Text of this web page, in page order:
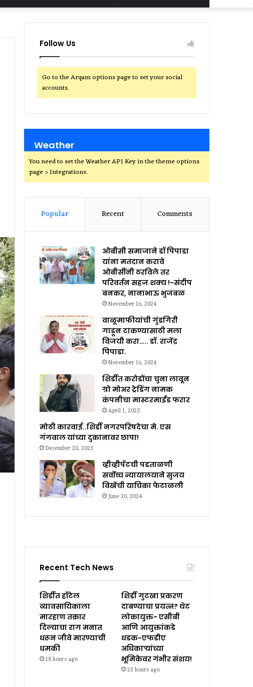
for
Follow Us
Go to the Arqam options page to set your social
accounts.
Weather
You need to set the Weather API Key in the theme options
page > Integrations.
Popular Recent Comments
ओबीसी समाजाने डॉ पिपाडा
यांना मतदान करावे
ओबीसींनी ठरविले तर
परिवर्तन सहज शक्य !-संदीप
बनकर, नानाभाऊ भुजबळ
November 16, 2024
वाळूमाफीयांची गुंडगिरी
गाडून टाकण्यासाठी मला
विजयी करा….. डॉ. राजेंद्र
पिपाडा.
November 16, 2024
शिर्डीत करोडोंचा चुना लावून
ग्रो मोअर ट्रेडिंग नामक
कंपनीचा मास्टरमाईंड फरार
April 1, 2025
मोठी कारवाई..शिर्डी नगरपरिषदेचा मे. एस
गंगवाल यांच्या दुकानावर छापा!
December 20, 2023
व्हीव्हीपॅटची पडताळणी
सर्वोच्च न्यायालयाने सुजय
विखेंची याचिका फेटाळली
June 20, 2024
Recent Tech News
शिर्डीत हॉटेल
व्यावसायिकाला
मारहाण तक्रार
दिल्याचा राग मनात
धरून जीवे मारण्याची
धमकी
18 hours ago
शिर्डी गुटखा प्रकरण
दाबण्याचा प्रयत्न? थेट
लोकायुक्त- एसीबी
आणि आयुक्तांकडे
धडक-एफडीए
अधिकाऱ्यांच्या
भूमिकेवर गंभीर संशय!
23 hours ago